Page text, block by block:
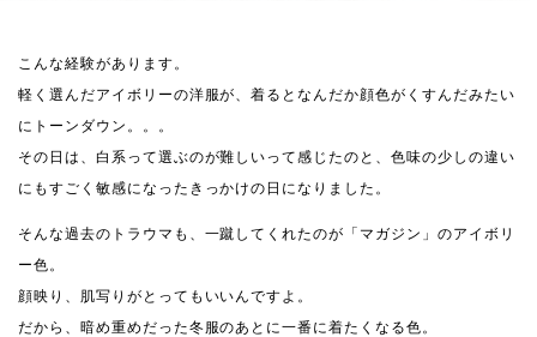
こんな経験があります。
軽く選んだアイボリーの洋服が、着るとなんだか顔色がくすんだみたい
にトーンダウン。。。
その日は、白系って選ぶのが難しいって感じたのと、色味の少しの違い
にもすごく敏感になったきっかけの日になりました。
そんな過去のトラウマも、一蹴してくれたのが「マガジン」のアイボリ
ー色。
顔映り、肌写りがとってもいいんですよ。
だから、暗め重めだった冬服のあとに一番に着たくなる色。